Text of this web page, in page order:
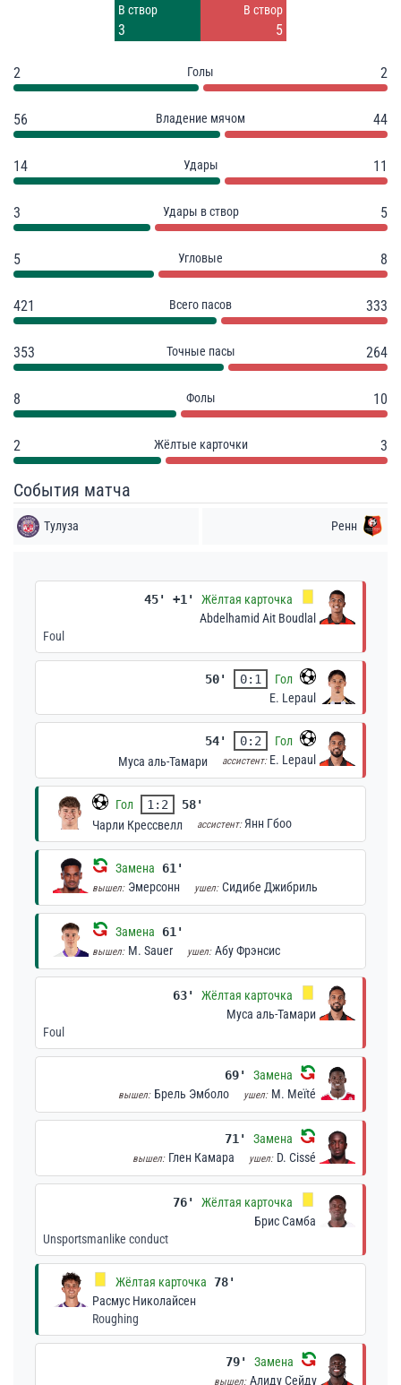
В створ
3
В створ
5
2 Голы 2
56 Владение мячом 44
14 Удары 11
3 Удары в створ 5
5 Угловые 8
421 Всего пасов 333
353 Точные пасы 264
8 Фолы 10
2 Жёлтые карточки 3
События матча
Тулуза Ренн
45' +1'
Жёлтая карточка
Abdelhamid Ait Boudlal
Foul
50' 0:1
Гол
E. Lepaul
54' 0:2
Гол
Муса аль-Тамари
ассистент: E. Lepaul
Гол 1:2
58'
Чарли Крессвелл
ассистент: Янн Гбоо
Замена 61'
вышел: Эмерсонн ушел: Сидибе Джибриль
Замена 61'
вышел: M. Sauer ушел: Абу Фрэнсис
63'
Жёлтая карточка
Муса аль-Тамари
Foul
69' Замена
вышел: Брель Эмболо ушел: M. Meïté
71' Замена
вышел: Глен Камара ушел: D. Cissé
76'
Жёлтая карточка
Брис Самба
Unsportsmanlike conduct
Жёлтая карточка
78'
Расмус Николайсен
Roughing
79' Замена
вышел: Алиду Сейду